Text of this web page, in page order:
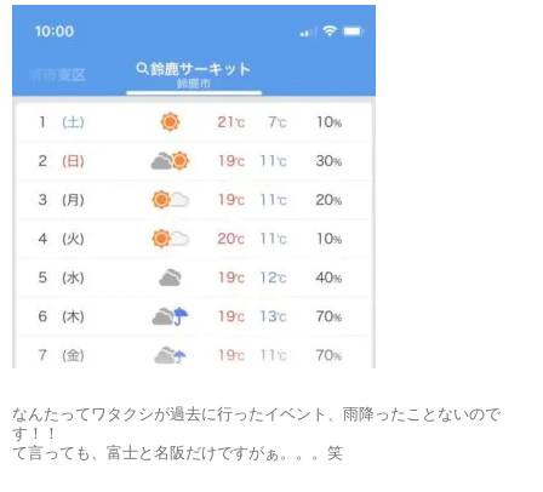
なんたってワタクシが過去に行ったイベント、雨降ったことないので
す！！
て言っても、富士と名阪だけですがぁ。。。笑